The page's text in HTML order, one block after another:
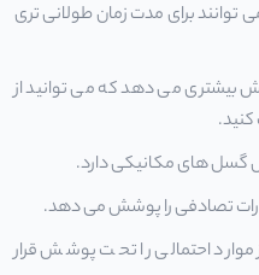
توانند برای مدت زمان طولانی تری
بیشتری می دهد که می توانید از
گسل های مکانیکی دارد.
تصادفی را پوشش می دهد.
احتمالی را تحت پوشش قرار